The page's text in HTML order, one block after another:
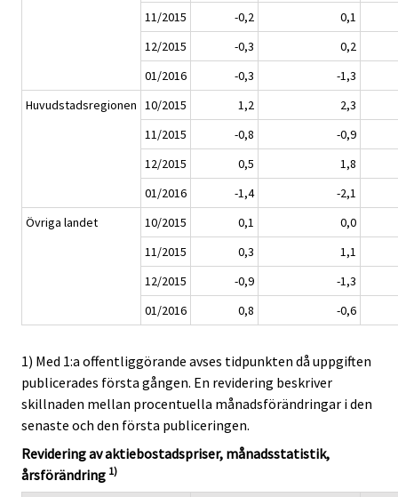
11/2015
-0,2
0,1
12/2015
-0,3
0,2
01/2016
-0,3
-1,3
Huvudstadsregionen 10/2015 1,2
2,3
11/2015
-0,8
-0,9
12/2015
0,5
1,8
01/2016
-1,4
-2,1
Övriga landet
10/2015 0,1
0,0
11/2015
0,3
1,1
12/2015
-0,9
-1,3
01/2016
0,8 -0,6
1) Med 1:a offentliggörande avses tidpunkten då uppgiften
publicerades första gången. En revidering beskriver
skillnaden mellan procentuella månadsförändringar i den
senaste och den första publiceringen.
Revidering av aktiebostadspriser, månadsstatistik,
årsförändring 1)